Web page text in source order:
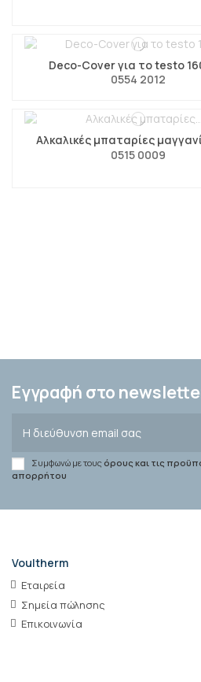
Deco-Cover για το testo
0554 2012
Αλκαλικές μπαταρίες
0515 0009
Εγγραφή στο
Συμφωνώ με τους όρους και τις
απορρήτου
Voultherm
Εταιρεία
Σημεία πώλησης
Επικοινωνία